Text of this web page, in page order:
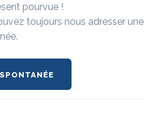
pourvue !
toujours nous adresser une